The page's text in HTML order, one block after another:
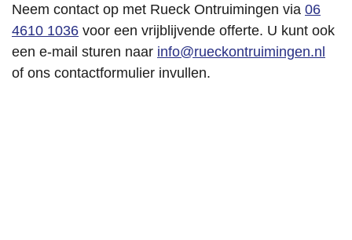
Neem contact op met Rueck Ontruimingen via 06
4610 1036 voor een vrijblijvende offerte. U kunt ook
een e-mail sturen naar info@rueckontruimingen.nl
of ons contactformulier invullen.